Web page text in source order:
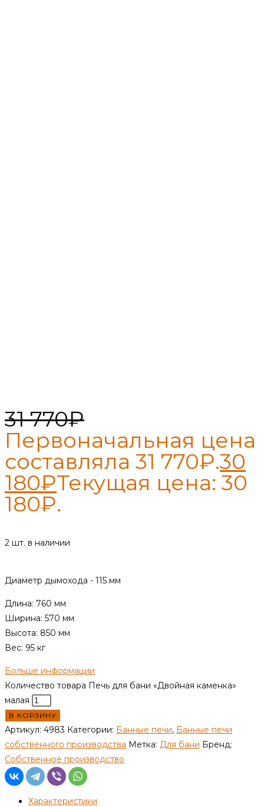
31 770₽
Первоначальная цена
составляла 31 770₽.30
180₽Текущая цена: 30
180₽.
2 шт. в наличии
Диаметр дымохода - 115 мм
Длина: 760 мм
Ширина: 570 мм
Высота: 850 мм
Вес: 95 кг
Больше информации
Количество товара Печь для бани «Двойная каменка»
малая
В КОРЗИНУ
Артикул: 4983 Категории: Банные печи, Банные печи
собственного производства Метка: Для бани Бренд:
Собственное производство
Характеристики